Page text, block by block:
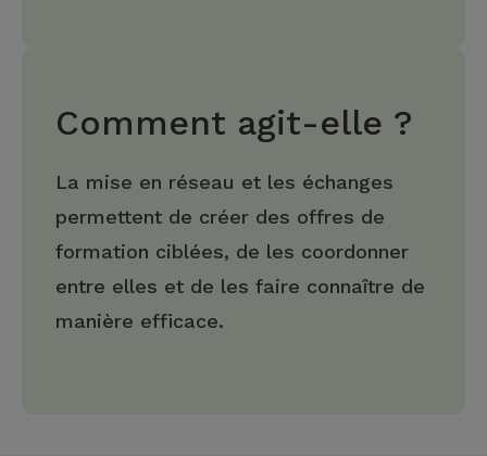
Comment agit-elle ?
La mise en réseau et les échanges
permettent de créer des offres de
formation ciblées, de les coordonner
entre elles et de les faire connaître de
manière efficace.